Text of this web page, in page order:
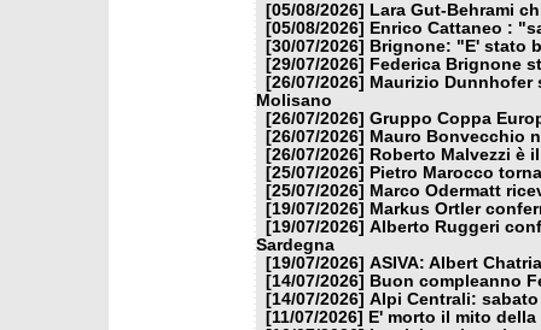
[05/08/2026]
Lara Gut-Behrami
[05/08/2026]
Enrico Cattaneo :
[30/07/2026]
Brignone: "E' stato
[29/07/2026]
Federica Brignone
[26/07/2026] Maurizio Dunnhofer
Molisano
[26/07/2026] Gruppo Coppa
[26/07/2026] Mauro Bonvecchio
[26/07/2026]
Roberto Malvezzi è
[25/07/2026]
Pietro Marocco
[25/07/2026] Marco Odermatt
[19/07/2026] Markus Ortler
[19/07/2026] Alberto Ruggeri
Sardegna
[19/07/2026] ASIVA: Albert
[14/07/2026]
Buon compleanno
[14/07/2026] Alpi Centrali:
[11/07/2026]
E' morto il mito